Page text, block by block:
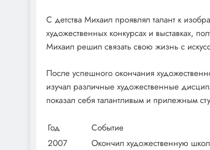
С детства Михаил проявлял талант к
художественных конкурсах и выставках,
Михаил решил связать свою жизнь с
После успешного окончания
изучал различные художественные
показал себя талантливым и прилежным
Год
Событие
2007
Окончил художественную